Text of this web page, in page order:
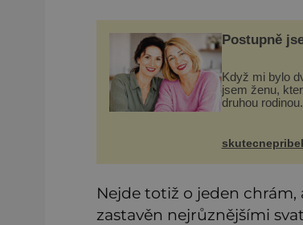
Postupně
Když mi bylo
jsem ženu,
druhou
nenapadlo, jak
Jmenovala se
jsme se v
pohled
Nejde totiž o jeden
zastavěn nejrůznějšími